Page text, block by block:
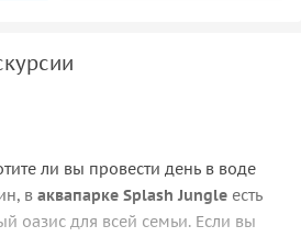
ли вы провести день в воде
в аквапарке Splash Jungle есть
оазис для всей семьи. Если вы